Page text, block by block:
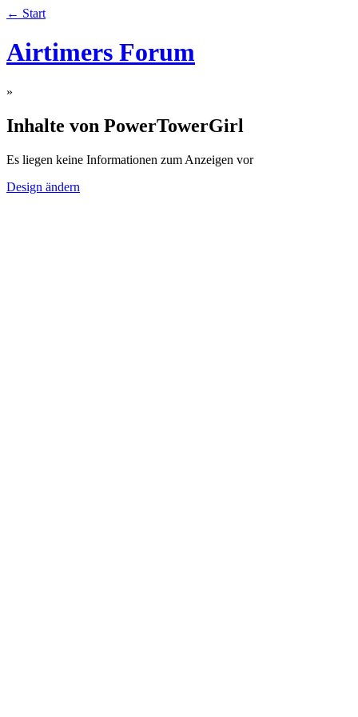
← Start
Airtimers Forum
»
Inhalte von PowerTowerGirl
Es liegen keine Informationen zum Anzeigen vor
Design ändern